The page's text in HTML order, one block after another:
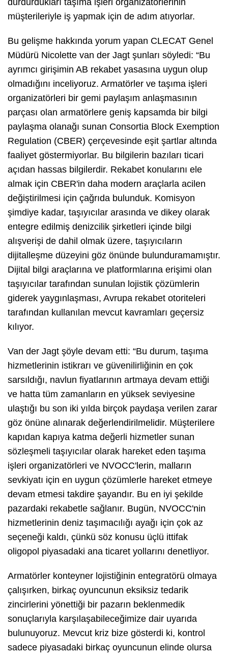
durdurdukları taşıma işleri organizatörlerinin
müşterileriyle iş yapmak için de adım atıyorlar.
Bu gelişme hakkında yorum yapan CLECAT Genel
Müdürü Nicolette van der Jagt şunları söyledi: “Bu
ayrımcı girişimin AB rekabet yasasına uygun olup
olmadığını inceliyoruz. Armatörler ve taşıma işleri
organizatörleri bir gemi paylaşım anlaşmasının
parçası olan armatörlere geniş kapsamda bir bilgi
paylaşma olanağı sunan Consortia Block Exemption
Regulation (CBER) çerçevesinde eşit şartlar altında
faaliyet göstermiyorlar. Bu bilgilerin bazıları ticari
açıdan hassas bilgilerdir. Rekabet konularını ele
almak için CBER'in daha modern araçlarla acilen
değiştirilmesi için çağrıda bulunduk. Komisyon
şimdiye kadar, taşıyıcılar arasında ve dikey olarak
entegre edilmiş denizcilik şirketleri içinde bilgi
alışverişi de dahil olmak üzere, taşıyıcıların
dijitalleşme düzeyini göz önünde bulunduramamıştır.
Dijital bilgi araçlarına ve platformlarına erişimi olan
taşıyıcılar tarafından sunulan lojistik çözümlerin
giderek yaygınlaşması, Avrupa rekabet otoriteleri
tarafından kullanılan mevcut kavramları geçersiz
kılıyor.
Van der Jagt şöyle devam etti: “Bu durum, taşıma
hizmetlerinin istikrarı ve güvenilirliğinin en çok
sarsıldığı, navlun fiyatlarının artmaya devam ettiği
ve hatta tüm zamanların en yüksek seviyesine
ulaştığı bu son iki yılda birçok paydaşa verilen zarar
göz önüne alınarak değerlendirilmelidir. Müşterilere
kapıdan kapıya katma değerli hizmetler sunan
sözleşmeli taşıyıcılar olarak hareket eden taşıma
işleri organizatörleri ve NVOCC'lerin, malların
sevkiyatı için en uygun çözümlerle hareket etmeye
devam etmesi takdire şayandır. Bu en iyi şekilde
pazardaki rekabetle sağlanır. Bugün, NVOCC'nin
hizmetlerinin deniz taşımacılığı ayağı için çok az
seçeneği kaldı, çünkü söz konusu üçlü ittifak
oligopol piyasadaki ana ticaret yollarını denetliyor.
Armatörler konteyner lojistiğinin entegratörü olmaya
çalışırken, birkaç oyuncunun eksiksiz tedarik
zincirlerini yönettiği bir pazarın beklenmedik
sonuçlarıyla karşılaşabileceğimize dair uyarıda
bulunuyoruz. Mevcut kriz bize gösterdi ki, kontrol
sadece piyasadaki birkaç oyuncunun elinde olursa